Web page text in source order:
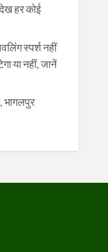
हर कोई
स्पर्श नहीं
या नहीं, जानें
भागलपुर